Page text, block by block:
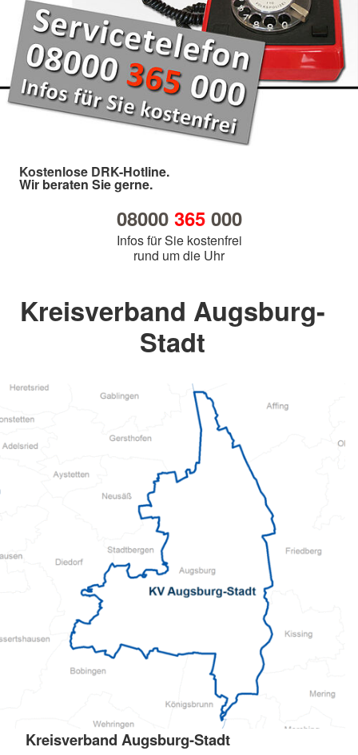
Kostenlose DRK-Hotline.
Wir beraten Sie gerne.
08000 365000
Infos für Sie kostenfrei
rund um die Uhr
Kreisverband Augsburg-
Stadt
Kreisverband Augsburg-Stadt